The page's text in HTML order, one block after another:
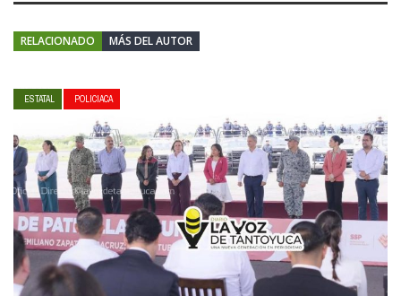
RELACIONADO MÁS DEL AUTOR
ESTATAL POLICIACA